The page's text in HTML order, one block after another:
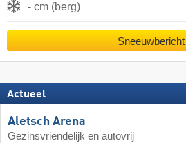
- cm (berg)
Sneeuwbericht
Actueel
Aletsch Arena
Gezinsvriendelijk en autovrij